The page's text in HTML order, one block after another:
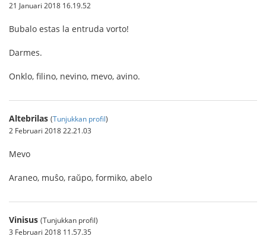
21 Januari 2018 16.19.52
Bubalo estas la entruda vorto!
Darmes.
Onklo, filino, nevino, mevo, avino.
Altebrilas (Tunjukkan profil)
2 Februari 2018 22.21.03
Mevo
Araneo, muŝo, raŭpo, formiko, abelo
Vinisus (Tunjukkan profil)
3 Februari 2018 11.57.35